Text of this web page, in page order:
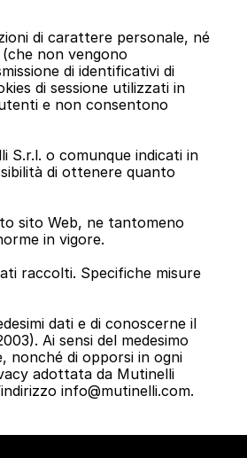
di carattere personale, né
non vengono
di identificativi di
di sessione utilizzati in
e non consentono
S.r.l. o comunque indicati in
di ottenere quanto
sito Web, ne tantomeno
in vigore.
raccolti. Specifiche misure
dati e di conoscerne il
Ai sensi del medesimo
nonché di opporsi in ogni
adottata da Mutinelli
info@mutinelli.com.